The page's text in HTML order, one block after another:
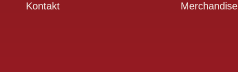
Kontakt
Merchandise